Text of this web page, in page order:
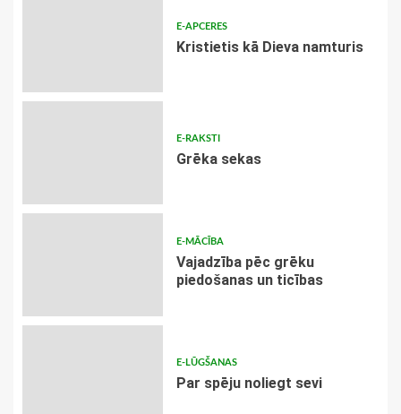
E-APCERES
Kristietis kā Dieva namturis
E-RAKSTI
Grēka sekas
E-MĀCĪBA
Vajadzība pēc grēku
piedošanas un ticības
E-LŪGŠANAS
Par spēju noliegt sevi